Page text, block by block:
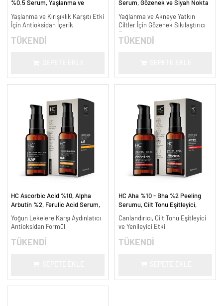
%0.5 Serum, Yaşlanma ve
Yaşlanma ve Kırışıklık Karşıtı Etki
İçin Antioksidan İçerik
TÜKENDİ
Serum, Gözenek ve Siyah Nokta
30 ml.
Yağlanma ve Akneye Yatkın
Ciltler İçin Gözenek Sıkılaştırıcı
Formül
TÜKENDİ
HC Ascorbic Acid %10, Alpha
Arbutin %2, Ferulic Acid Serum,
ml.
Yoğun Lekelere Karşı Aydınlatıcı
Antioksidan Formül
TÜKENDİ
HC Aha %10 - Bha %2 Peeling
Serumu, Cilt Tonu Eşitleyici,
Canlandırıcı, Cilt Tonu Eşitleyici
ve Yenileyici Etki
TÜKENDİ